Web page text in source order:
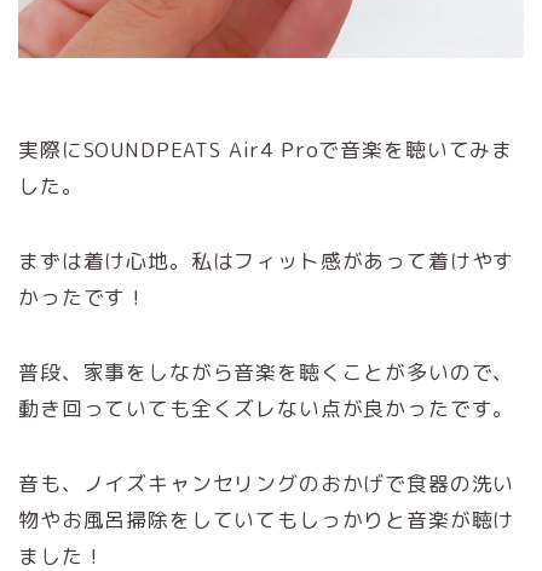
実際にSOUNDPEATS Air4 Proで音楽を聴いてみま
した。
まずは着け心地。私はフィット感があって着けやす
かったです！
普段、家事をしながら音楽を聴くことが多いので、
動き回っていても全くズレない点が良かったです。
音も、ノイズキャンセリングのおかげで食器の洗い
物やお風呂掃除をしていてもしっかりと音楽が聴け
ました！